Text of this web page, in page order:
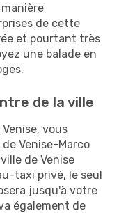
de cette
et pourtant très
une balade en
de la ville
vous
Venise-Marco
de Venise
taxi privé, le seul
jusqu'à votre
également de